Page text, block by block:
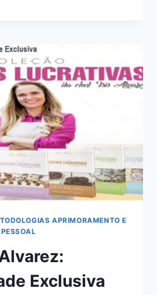
APRIMORAMENTO E
Exclusiva